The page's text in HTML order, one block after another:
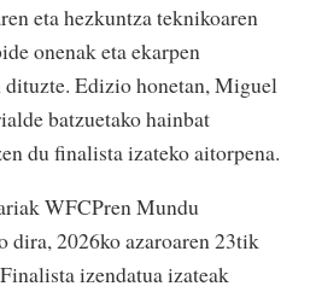
eta hezkuntza teknikoaren
onenak eta ekarpen
Edizio honetan, Miguel
batzuetako hainbat
du finalista izateko aitorpena.
WFCPren Mundu
dira, 2026ko azaroaren 23tik
izendatua izateak